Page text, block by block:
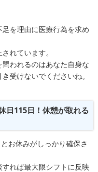
を理由に医療行為を求め
れています。
われるのはあなた自身な
受けないでくださいね。
日115日！休憩が取れる
お休みがしっかり確保さ
れば最大限シフトに反映